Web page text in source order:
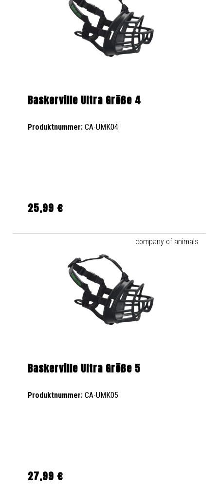
Baskerville Ultra Größe 4
Produktnummer: CA-UMK04
Regulärer Preis:
25,99 €
Baskerville Ultra Größe 5
Produktnummer: CA-UMK05
company of animals
Regulärer Preis:
27,99 €